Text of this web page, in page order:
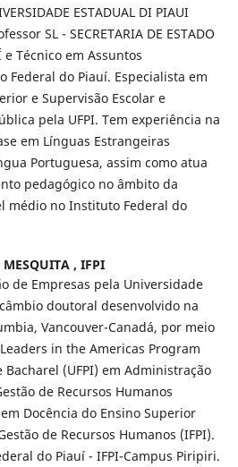
ESTADUAL DI PIAUI
SL - SECRETARIA DE ESTADO
e Técnico em Assuntos
Federal do Piauí. Especialista em
e Supervisão Escolar e
pela UFPI. Tem experiência na
em Línguas Estrangeiras
Portuguesa, assim como atua
pedagógico no âmbito da
médio no Instituto Federal do
MESQUITA , IFPI
de Empresas pela Universidade
doutoral desenvolvido na
Vancouver-Canadá, por meio
in the Americas Program
Bacharel (UFPI) em Administração
de Recursos Humanos
Docência do Ensino Superior
de Recursos Humanos (IFPI).
do Piauí - IFPI-Campus Piripiri.